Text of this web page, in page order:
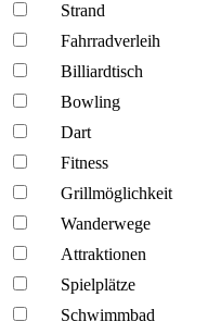
Strand
Fahrrad­verleih
Billiardtisch
Bowling
Dart
Fitness
Grillmöglich­keit
Wanderwege
Attraktionen
Spielplätze
Schwimmbad